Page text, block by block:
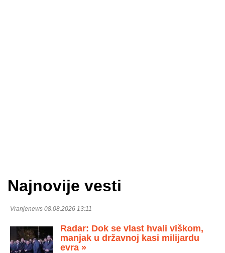
Najnovije vesti
Vranjenews 08.08.2026 13:11
Radar: Dok se vlast hvali viškom,
manjak u državnoj kasi milijardu
evra »